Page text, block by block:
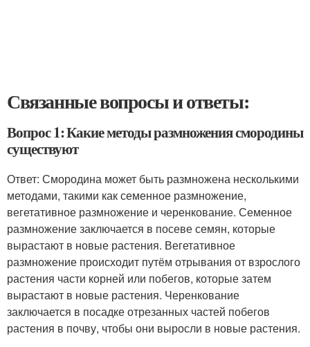
Связанные вопросы и ответы:
Вопрос 1: Какие методы размножения смородины
существуют
Ответ: Смородина может быть размножена несколькими
методами, такими как семенное размножение,
вегетативное размножение и черенкование. Семенное
размножение заключается в посеве семян, которые
вырастают в новые растения. Вегетативное
размножение происходит путём отрывания от взрослого
растения части корней или побегов, которые затем
вырастают в новые растения. Черенкование
заключается в посадке отрезанных частей побегов
растения в почву, чтобы они выросли в новые растения.